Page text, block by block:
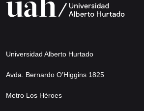
Universidad Alberto Hurtado
Avda. Bernardo O’Higgins 1825
Metro Los Héroes